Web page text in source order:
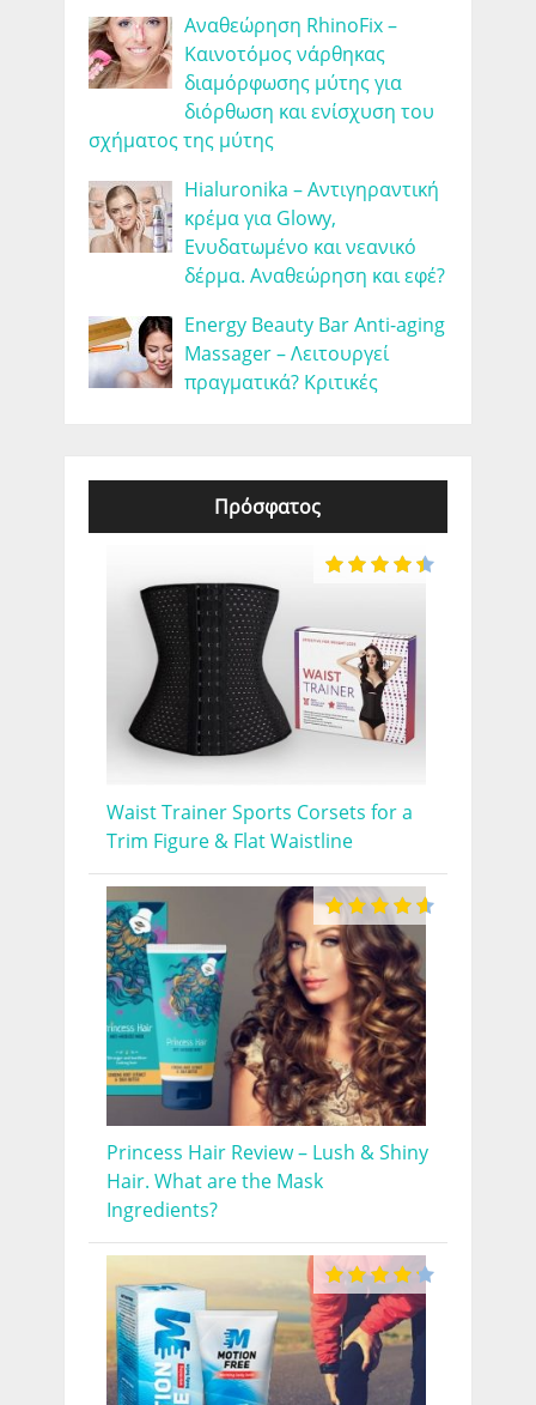
Αναθεώρηση RhinoFix –
Καινοτόμος νάρθηκας
διαμόρφωσης μύτης για
διόρθωση και ενίσχυση του
σχήματος της μύτης
Hialuronika – Αντιγηραντική
κρέμα για Glowy,
Ενυδατωμένο και νεανικό
δέρμα. Αναθεώρηση και εφέ?
Energy Beauty Bar Anti-aging
Massager – Λειτουργεί
πραγματικά? Κριτικές
Πρόσφατος
Waist Trainer Sports Corsets for a
Trim Figure & Flat Waistline
Princess Hair Review – Lush & Shiny
Hair. What are the Mask
Ingredients?